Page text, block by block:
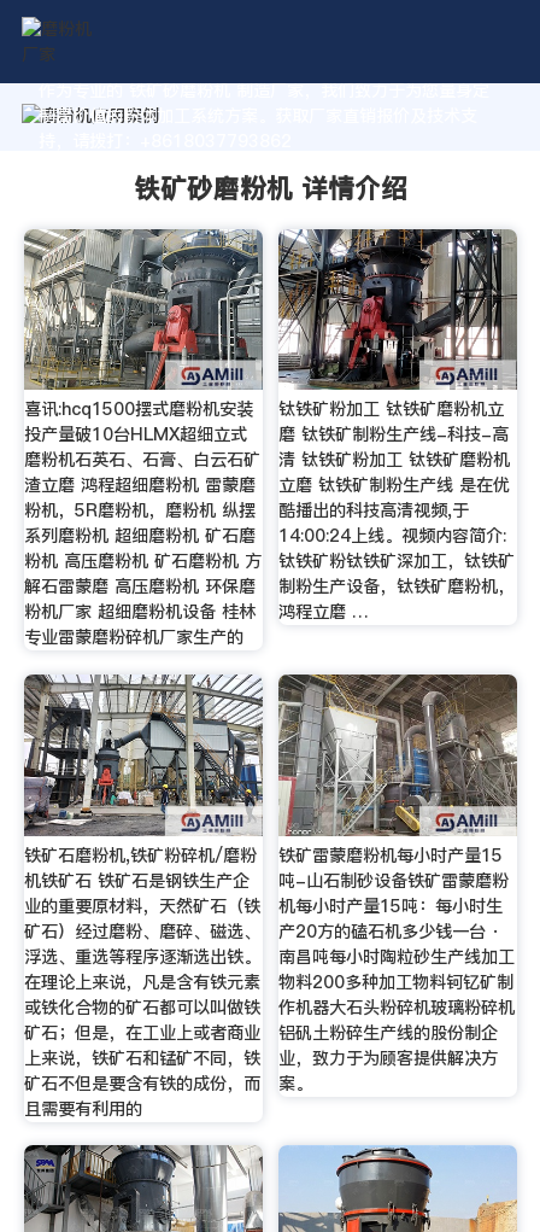
作为专业的 铁矿砂磨粉机 制造厂家，我们致力于为您量身定
制高价值的粉体加工系统方案。获取厂家直销报价及技术支
铁矿砂磨粉机 详情介绍
喜讯:hcq1500摆式磨粉机安装
投产量破10台HLMX超细立式
磨粉机石英石、石膏、白云石矿
渣立磨 鸿程超细磨粉机 雷蒙磨
粉机，5R磨粉机，磨粉机 纵摆
系列磨粉机 超细磨粉机 矿石磨
粉机 高压磨粉机 矿石磨粉机 方
解石雷蒙磨 高压磨粉机 环保磨
粉机厂家 超细磨粉机设备 桂林
专业雷蒙磨粉碎机厂家生产的
钛铁矿粉加工 钛铁矿磨粉机立
磨 钛铁矿制粉生产线-科技-高
清 钛铁矿粉加工 钛铁矿磨粉机
立磨 钛铁矿制粉生产线 是在优
酷播出的科技高清视频,于
14:00:24上线。视频内容简介:
钛铁矿粉钛铁矿深加工，钛铁矿
制粉生产设备，钛铁矿磨粉机，
鸿程立磨 …
铁矿石磨粉机,铁矿粉碎机/磨粉
机铁矿石 铁矿石是钢铁生产企
业的重要原材料，天然矿石（铁
矿石）经过磨粉、磨碎、磁选、
浮选、重选等程序逐渐选出铁。
在理论上来说，凡是含有铁元素
或铁化合物的矿石都可以叫做铁
矿石；但是，在工业上或者商业
上来说，铁矿石和锰矿不同，铁
矿石不但是要含有铁的成份，而
且需要有利用的
铁矿雷蒙磨粉机每小时产量15
吨-山石制砂设备铁矿雷蒙磨粉
机每小时产量15吨：每小时生
产20方的磕石机多少钱一台 ·
南昌吨每小时陶粒砂生产线加工
物料200多种加工物料钶钇矿制
作机器大石头粉碎机玻璃粉碎机
铝矾土粉碎生产线的股份制企
业，致力于为顾客提供解决方
案。